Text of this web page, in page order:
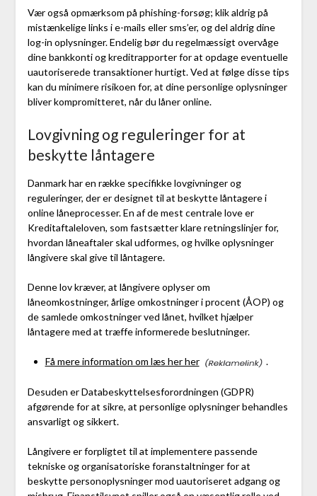
Vær også opmærksom på phishing-forsøg; klik aldrig på
mistænkelige links i e-mails eller sms’er, og del aldrig dine
log-in oplysninger. Endelig bør du regelmæssigt overvåge
dine bankkonti og kreditrapporter for at opdage eventuelle
uautoriserede transaktioner hurtigt. Ved at følge disse tips
kan du minimere risikoen for, at dine personlige oplysninger
bliver kompromitteret, når du låner online.
Lovgivning og reguleringer for at
beskytte låntagere
Danmark har en række specifikke lovgivninger og
reguleringer, der er designet til at beskytte låntagere i
online låneprocesser. En af de mest centrale love er
Kreditaftaleloven, som fastsætter klare retningslinjer for,
hvordan låneaftaler skal udformes, og hvilke oplysninger
långivere skal give til låntagere.
Denne lov kræver, at långivere oplyser om
låneomkostninger, årlige omkostninger i procent (ÅOP) og
de samlede omkostninger ved lånet, hvilket hjælper
låntagere med at træffe informerede beslutninger.
Få mere information om læs her her .
Desuden er Databeskyttelsesforordningen (GDPR)
afgørende for at sikre, at personlige oplysninger behandles
ansvarligt og sikkert.
Långivere er forpligtet til at implementere passende
tekniske og organisatoriske foranstaltninger for at
beskytte personoplysninger mod uautoriseret adgang og